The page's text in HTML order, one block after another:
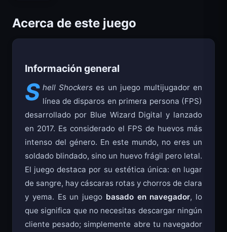
Acerca de este juego
Información general
S hell Shockerses un juego multijugador en
línea de disparos en primera persona (FPS)
desarrollado por Blue Wizard Digital y lanzado
en 2017. Es considerado el FPS de huevos más
intenso del género. En este mundo, no eres un
soldado blindado, sino un huevo frágil pero letal.
El juego destaca por su estética única: en lugar
de sangre, hay cáscaras rotas y chorros de clara
y yema. Es un juego basado en navegador, lo
que significa que no necesitas descargar ningún
cliente pesado; simplemente abre tu navegador